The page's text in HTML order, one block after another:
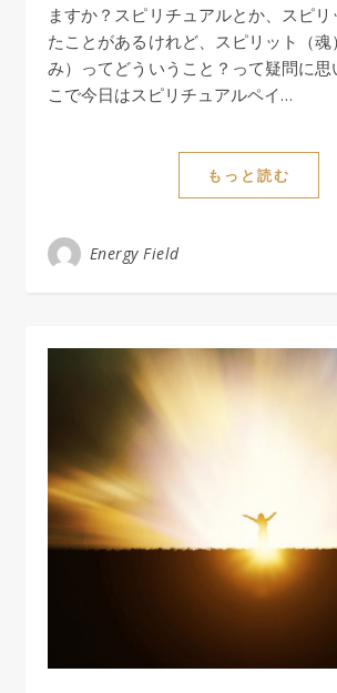
ますか？スピリチュアルとか、スピ
たことがあるけれど、スピリット（
み）ってどういうこと？って疑問に
こで今日はスピリチュアルペイ…
もっと読む
Energy Field